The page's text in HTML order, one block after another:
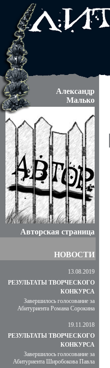
Александр
Малько
Авторская страница
НОВОСТИ
13.08.2019
РЕЗУЛЬТАТЫ ТВОРЧЕСКОГО
КОНКУРСА
Завершилось голосование за
Абитуриента Романа Сорокина
19.11.2018
РЕЗУЛЬТАТЫ ТВОРЧЕСКОГО
КОНКУРСА
Завершилось голосование за
Абитуриента Широбокова Павла